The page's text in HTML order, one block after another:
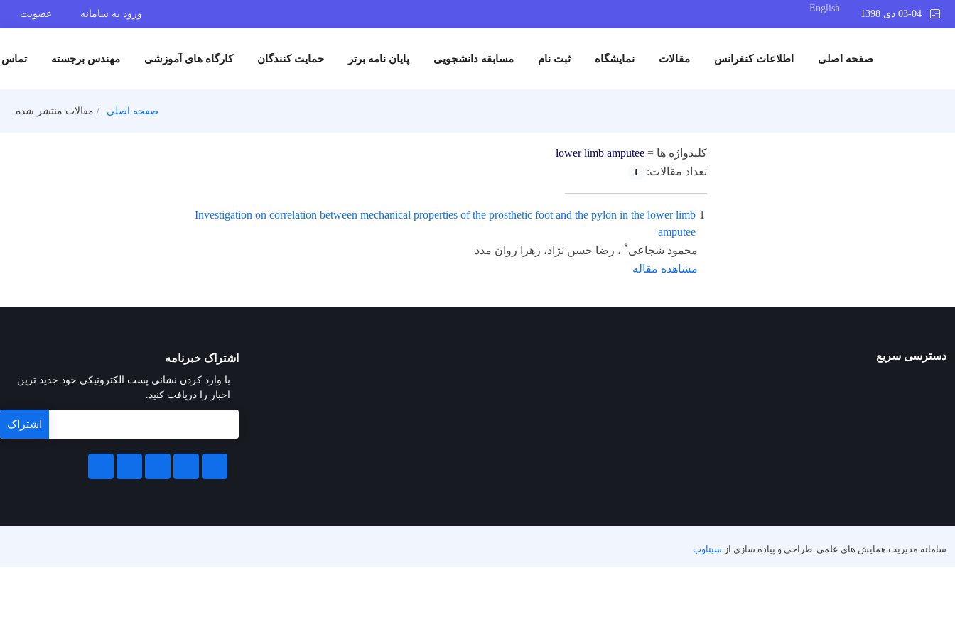
English
ورود به سامانه عضویت
صفحه اصلی اطلاعات کنفرانس مقالات نمایشگاه ثبت نام مسابقه دانشجویی پایان نامه برتر حمایت کنندگان کارگاه های آموزشی مهندس برجسته تماس
صفحه اصلی مقالات منتشر شده
کلیدواژه ها = lower limb amputee
تعداد مقالات:
1
1
Investigation on correlation between mechanical properties of the prosthetic foot and the pylon in the lower limb
amputee
محمود شجاعی* ، رضا حسن نژاد، زهرا روان مدد
مشاهده مقاله
دسترسی سریع اشتراک خبرنامه
با وارد کردن نشانی پست الکترونیکی خود جدید ترین
اخبار را دریافت کنید.
سامانه مدیریت همایش های علمی. طراحی و پیاده سازی از سیناوب